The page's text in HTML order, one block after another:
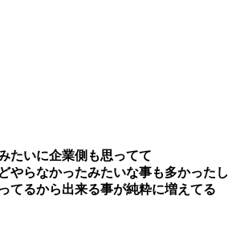
たいに企業側も思ってて
やらなかったみたいな事も多かったし
てるから出来る事が純粋に増えてる